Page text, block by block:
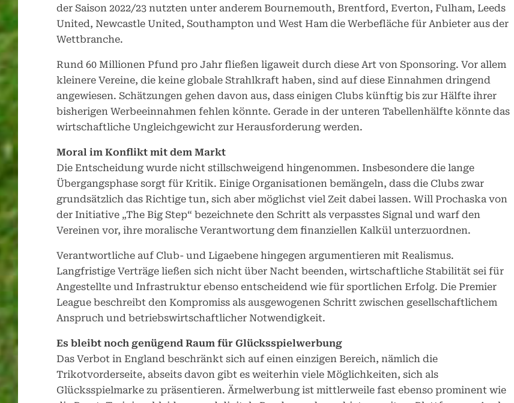
der Saison 2022/23 nutzten unter anderem Bournemouth, Brentford, Everton, Fulham, Leeds
United, Newcastle United, Southampton und West Ham die Werbefläche für Anbieter aus der
Wettbranche.
Rund 60 Millionen Pfund pro Jahr fließen ligaweit durch diese Art von Sponsoring. Vor allem
kleinere Vereine, die keine globale Strahlkraft haben, sind auf diese Einnahmen dringend
angewiesen. Schätzungen gehen davon aus, dass einigen Clubs künftig bis zur Hälfte ihrer
bisherigen Werbeeinnahmen fehlen könnte. Gerade in der unteren Tabellenhälfte könnte das
wirtschaftliche Ungleichgewicht zur Herausforderung werden.
Moral im Konflikt mit dem Markt
Die Entscheidung wurde nicht stillschweigend hingenommen. Insbesondere die lange
Übergangsphase sorgt für Kritik. Einige Organisationen bemängeln, dass die Clubs zwar
grundsätzlich das Richtige tun, sich aber möglichst viel Zeit dabei lassen. Will Prochaska von
der Initiative „The Big Step“ bezeichnete den Schritt als verpasstes Signal und warf den
Vereinen vor, ihre moralische Verantwortung dem finanziellen Kalkül unterzuordnen.
Verantwortliche auf Club- und Ligaebene hingegen argumentieren mit Realismus.
Langfristige Verträge ließen sich nicht über Nacht beenden, wirtschaftliche Stabilität sei für
Angestellte und Infrastruktur ebenso entscheidend wie für sportlichen Erfolg. Die Premier
League beschreibt den Kompromiss als ausgewogenen Schritt zwischen gesellschaftlichem
Anspruch und betriebswirtschaftlicher Notwendigkeit.
Es bleibt noch genügend Raum für Glücksspielwerbung
Das Verbot in England beschränkt sich auf einen einzigen Bereich, nämlich die
Trikotvorderseite, abseits davon gibt es weiterhin viele Möglichkeiten, sich als
Glücksspielmarke zu präsentieren. Ärmelwerbung ist mittlerweile fast ebenso prominent wie